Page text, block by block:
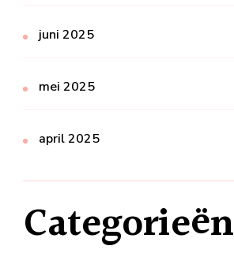
juni 2025
mei 2025
april 2025
Categorieën